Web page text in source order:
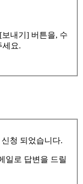
내기] 버튼을, 수
세요.
청 되었습니다.
일로 답변을 드릴